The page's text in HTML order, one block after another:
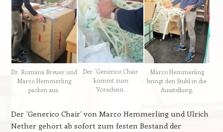
Dr. Romana Breuer und
Marco Hemmerling
packen aus.
Der `Generico Chair
´kommt zum
Vorschein.
Marco Hemmerling
bringt den Stuhl in die
Ausstellung.
Der `Generico Chair´ von Marco Hemmerling und Ulrich
Nether gehört ab sofort zum festen Bestand der